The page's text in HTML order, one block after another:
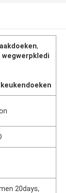
,
wegwerpkledi
20days,